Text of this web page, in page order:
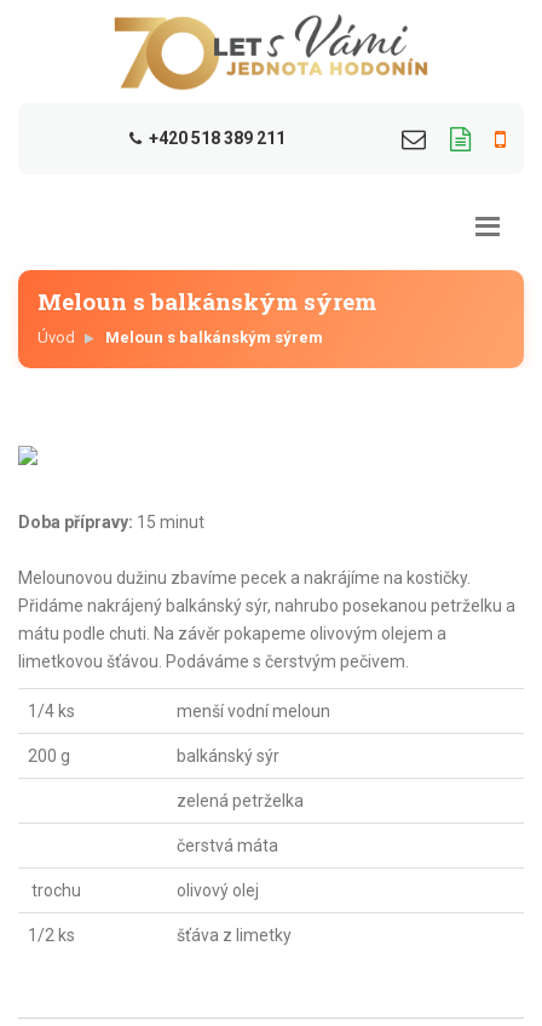
+420 518 389 211
Meloun s balkánským sýrem
Úvod Meloun s balkánským sýrem
Doba přípravy: 15 minut
Melounovou dužinu zbavíme pecek a nakrájíme na kostičky.
Přidáme nakrájený balkánský sýr, nahrubo posekanou petrželku a
mátu podle chuti. Na závěr pokapeme olivovým olejem a
limetkovou šťávou. Podáváme s čerstvým pečivem.
1/4 ks menší vodní meloun
200 g balkánský sýr
zelená petrželka
čerstvá máta
trochu olivový olej
1/2 ks šťáva z limetky